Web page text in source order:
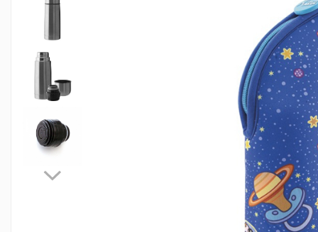
Mama și copilul
Servetele umede
Servetele Umede Copii
Gustări Bio pentru Copii
Oja pentru copii bio
Hidratare Adulti